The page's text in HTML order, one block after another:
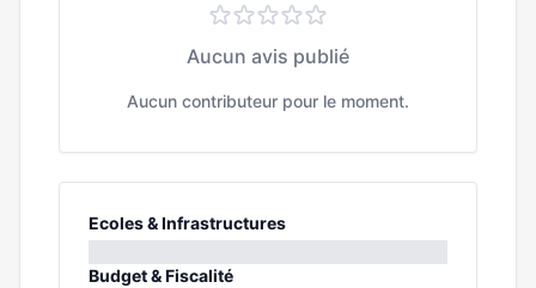
Aucun avis publié
Aucun contributeur pour le moment.
Ecoles & Infrastructures
0%
Budget & Fiscalité